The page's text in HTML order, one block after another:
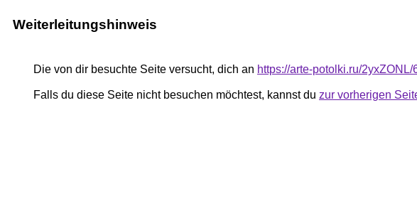
Weiterleitungshinweis
Die von dir besuchte Seite versucht, dich an https://arte-potolki.ru/2yxZONL/
Falls du diese Seite nicht besuchen möchtest, kannst du zur vorherigen